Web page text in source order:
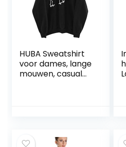
HUBA Sweatshirt
voor dames, lange
mouwen, casual
bedrukt, effen